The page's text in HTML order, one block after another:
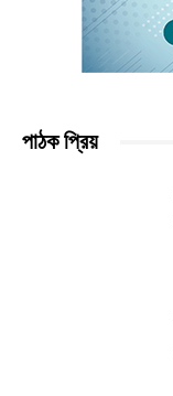
পাঠক প্রিয়